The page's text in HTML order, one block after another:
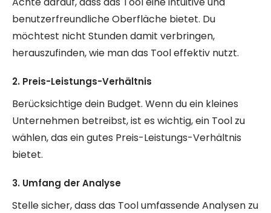
benutzerfreundliche Oberfläche bietet. Du
möchtest nicht Stunden damit verbringen,
herauszufinden, wie man das Tool effektiv nutzt.
2. Preis-Leistungs-Verhältnis
Berücksichtige dein Budget. Wenn du ein kleines
Unternehmen betreibst, ist es wichtig, ein Tool zu
wählen, das ein gutes Preis-Leistungs-Verhältnis
bietet.
3. Umfang der Analyse
Stelle sicher, dass das Tool umfassende Analysen zu